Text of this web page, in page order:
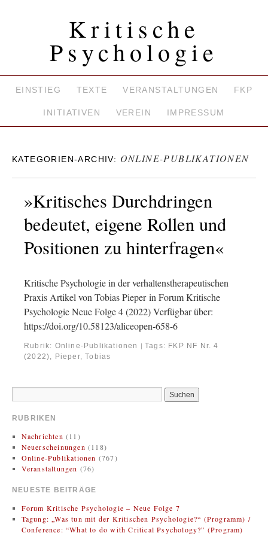
Kritische
Psychologie
EINSTIEG TEXTE VERANSTALTUNGEN FKP
INITIATIVEN VEREIN IMPRESSUM
KATEGORIEN-ARCHIV: ONLINE-PUBLIKATIONEN
»Kritisches Durchdringen
bedeutet, eigene Rollen und
Positionen zu hinterfragen«
Kritische Psychologie in der verhaltenstherapeutischen
Praxis Artikel von Tobias Pieper in Forum Kritische
Psychologie Neue Folge 4 (2022) Verfügbar über:
https://doi.org/10.58123/aliceopen-658-6
Rubrik: Online-Publikationen | Tags: FKP NF Nr. 4
(2022), Pieper, Tobias
RUBRIKEN
Nachrichten (11)
Neuerscheinungen (118)
Online-Publikationen (767)
Veranstaltungen (76)
NEUESTE BEITRÄGE
Forum Kritische Psychologie – Neue Folge 7
Tagung: „Was tun mit der Kritischen Psychologie?“ (Programm) /
Conference: “What to do with Critical Psychology?” (Program)